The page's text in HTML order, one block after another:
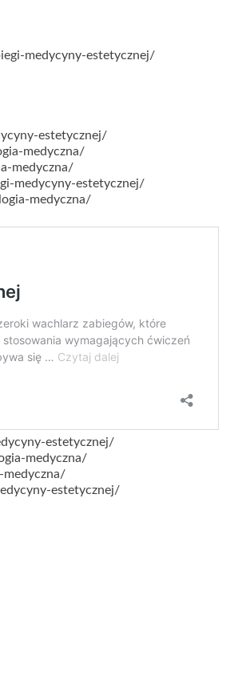
medycyny-estetycznej/
estetycznej/
medyczna/
medyczna/
medycyny-estetycznej/
medyczna/
estetycznej/
medyczna/
estetycznej/